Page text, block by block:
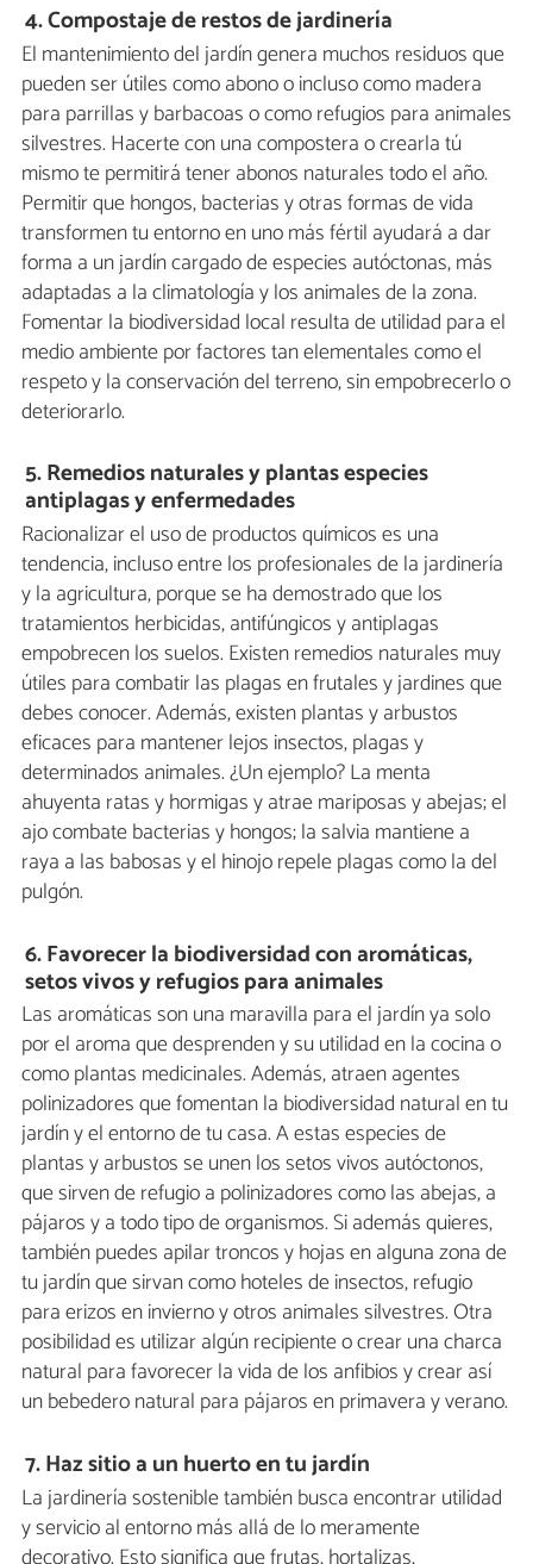
4.Compostaje de restos de jardinería
El mantenimiento del jardín genera muchos residuos que
pueden ser útiles como abono o incluso como madera
para parrillas y barbacoas o como refugios para animales
silvestres. Hacerte con una compostera o crearla tú
mismo te permitirá tener abonos naturales todo el año.
Permitir que hongos, bacterias y otras formas de vida
transformen tu entorno en uno más fértil ayudará a dar
forma a un jardín cargado de especies autóctonas, más
adaptadas a la climatología y los animales de la zona.
Fomentar la biodiversidad local resulta de utilidad para el
medio ambiente por factores tan elementales como el
respeto y la conservación del terreno, sin empobrecerlo o
deteriorarlo.
5.Remedios naturales y plantas especies
antiplagas y enfermedades
Racionalizar el uso de productos químicos es una
tendencia, incluso entre los profesionales de la jardinería
y la agricultura, porque se ha demostrado que los
tratamientos herbicidas, antifúngicos y antiplagas
empobrecen los suelos. Existen remedios naturales muy
útiles para combatir las plagas en frutales y jardines que
debes conocer. Además, existen plantas y arbustos
eficaces para mantener lejos insectos, plagas y
determinados animales. ¿Un ejemplo? La menta
ahuyenta ratas y hormigas y atrae mariposas y abejas; el
ajo combate bacterias y hongos; la salvia mantiene a
raya a las babosas y el hinojo repele plagas como la del
pulgón.
6.Favorecer la biodiversidad con aromáticas,
setos vivos y refugios para animales
Las aromáticas son una maravilla para el jardín ya solo
por el aroma que desprenden y su utilidad en la cocina o
como plantas medicinales. Además, atraen agentes
polinizadores que fomentan la biodiversidad natural en tu
jardín y el entorno de tu casa. A estas especies de
plantas y arbustos se unen los setos vivos autóctonos,
que sirven de refugio a polinizadores como las abejas, a
pájaros y a todo tipo de organismos. Si además quieres,
también puedes apilar troncos y hojas en alguna zona de
tu jardín que sirvan como hoteles de insectos, refugio
para erizos en invierno y otros animales silvestres. Otra
posibilidad es utilizar algún recipiente o crear una charca
natural para favorecer la vida de los anfibios y crear así
un bebedero natural para pájaros en primavera y verano.
7.Haz sitio a un huerto en tu jardín
La jardinería sostenible también busca encontrar utilidad
y servicio al entorno más allá de lo meramente